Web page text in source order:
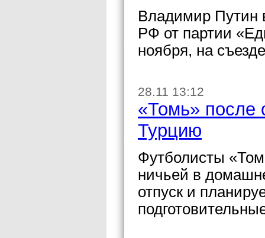
Владимир Путин
РФ от партии
ноября, на
28.11 13:12
«Томь» после
Турцию
Футболисты
ничьей в
отпуск и